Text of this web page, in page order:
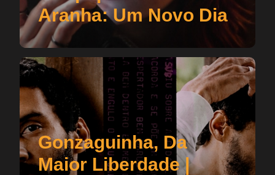
Aranha: Um Novo Dia
Gonzaguinha, Da
Maior Liberdade |